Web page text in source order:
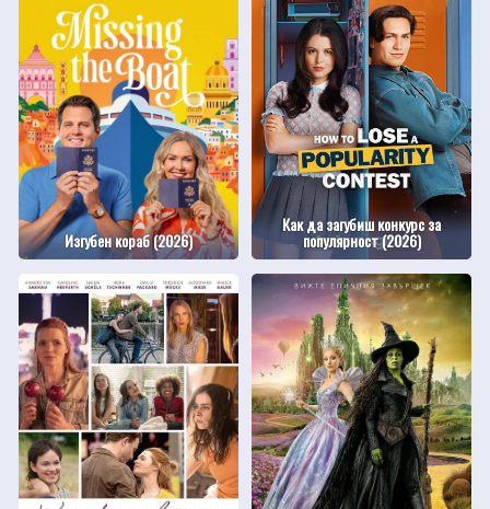
Изгубен кораб (2026)
Как да загубиш конкурс за
популярност (2026)